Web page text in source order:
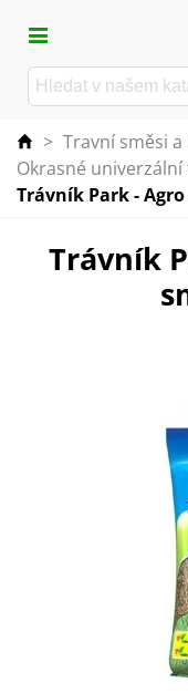
> Travní směsi a
Okrasné
Trávník Park -
Trávník